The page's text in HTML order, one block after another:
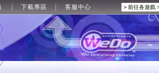
下載專區 客服中心